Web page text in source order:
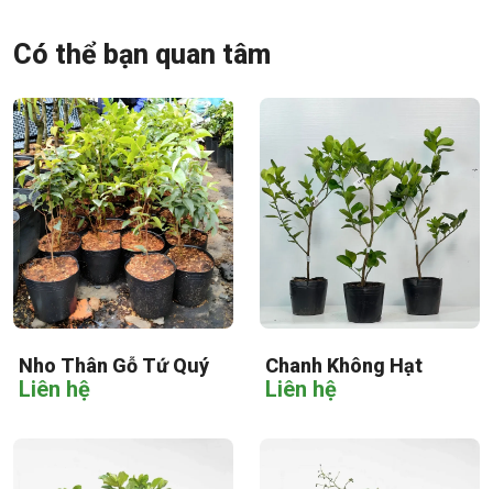
Có thể bạn quan tâm
Nho Thân Gỗ Tứ Quý
Liên hệ
Chanh Không Hạt
Liên hệ